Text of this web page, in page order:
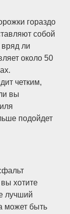
гораздо
собой
ли
около 50
четким,
вы
подойдет
хотите
лучший
может быть